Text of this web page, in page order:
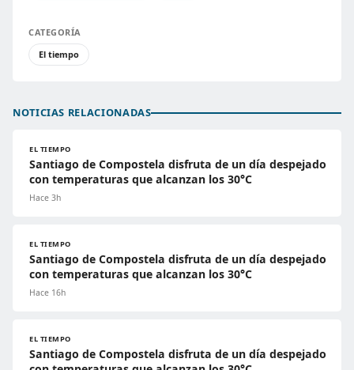
CATEGORÍA
El tiempo
NOTICIAS RELACIONADAS
EL TIEMPO
Santiago de Compostela disfruta de un día despejado
con temperaturas que alcanzan los 30°C
Hace 3h
EL TIEMPO
Santiago de Compostela disfruta de un día despejado
con temperaturas que alcanzan los 30°C
Hace 16h
EL TIEMPO
Santiago de Compostela disfruta de un día despejado